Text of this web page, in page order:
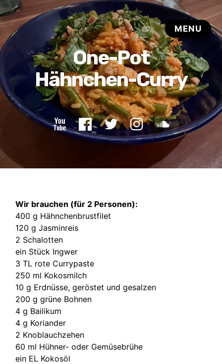
Wir brauchen (für 2 Personen):
400 g Hähnchenbrustfilet
120 g Jasminreis
2 Schalotten
ein Stück Ingwer
3 TL rote Currypaste
250 ml Kokosmilch
10 g Erdnüsse, geröstet und gesalzen
200 g grüne Bohnen
4 g Bailikum
4 g Koriander
2 Knoblauchzehen
60 ml Hühner- oder Gemüsebrühe
ein EL Kokosöl